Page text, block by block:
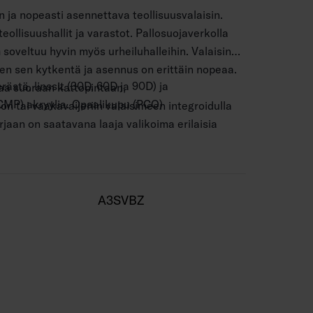
ja nopeasti asennettava teollisuusvalaisin.
ja varastot. Pallosuojaverkolla
hyvin myös urheiluhalleihin. Valaisin
sen kytkentä ja asennus on erittäin nopeaa.
suoraan kattopintaan,
tai vaakavaijeriin valaisimeen integroidulla
on saatavana laaja valikoima erilaisia
valaistuksenohjaukseen.
matalaluminanssiritilän avulla tuote
linssit (30D, 60D ja 90D) ja
akryylia. Opaalikupu (PCO)
kattopintaan tai vaakavaijeriin valaisimeen
A3SVBZ